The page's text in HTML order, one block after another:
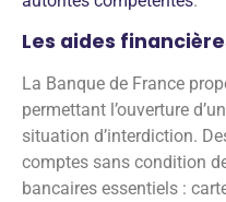
Les aides
La Banque de France
permettant l’ouverture
situation d’interdiction.
comptes sans condition
bancaires essentiels :